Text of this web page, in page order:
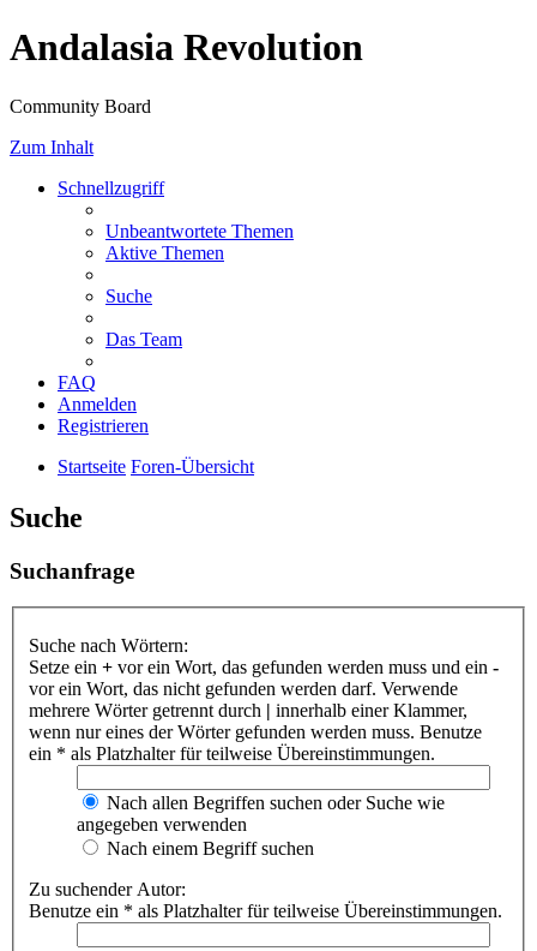
Andalasia Revolution
Community Board
Zum Inhalt
Schnellzugriff
Unbeantwortete Themen
Aktive Themen
Suche
Das Team
FAQ
Anmelden
Registrieren
Startseite Foren-Übersicht
Suche
Suchanfrage
Suche nach Wörtern:
Setze ein + vor ein Wort, das gefunden werden muss und ein -
vor ein Wort, das nicht gefunden werden darf. Verwende
mehrere Wörter getrennt durch | innerhalb einer Klammer,
wenn nur eines der Wörter gefunden werden muss. Benutze
ein * als Platzhalter für teilweise Übereinstimmungen.
Nach allen Begriffen suchen oder Suche wie
angegeben verwenden
Nach einem Begriff suchen
Zu suchender Autor:
Benutze ein * als Platzhalter für teilweise Übereinstimmungen.